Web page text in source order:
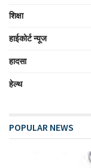
शिक्षा
हाईकोर्ट न्यूज
हादसा
हेल्थ
POPULAR NEWS